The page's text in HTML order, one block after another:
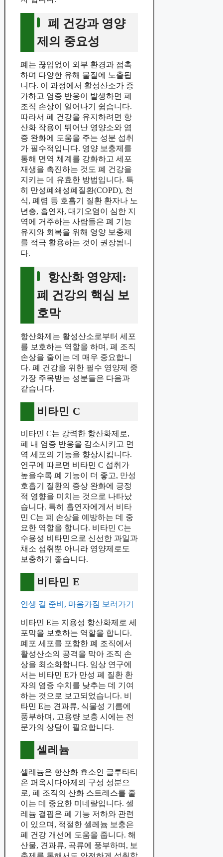
폐 건강과 영양
제의 중요성
폐는 끊임없이 외부 환경과 접촉
하며 다양한 유해 물질에 노출됩
니다. 이 과정에서 활성산소가 증
가하고 염증 반응이 발생하면 폐
조직 손상이 일어나기 쉽습니다.
따라서 폐 건강을 유지하려면 항
산화 작용이 뛰어난 영양소와 염
증 완화에 도움을 주는 성분 섭취
가 필수적입니다. 영양 보충제를
통해 면역 체계를 강화하고 세포
재생을 촉진하는 것도 폐 건강을
지키는 데 유효한 방법입니다. 특
히 만성폐쇄성폐질환(COPD), 천
식, 폐렴 등 호흡기 질환 환자나 노
년층, 흡연자, 대기오염이 심한 지
역에 거주하는 사람들은 폐 기능
유지와 회복을 위해 영양 보충제
를 적극 활용하는 것이 권장됩니
다.
항산화 영양제:
폐 건강의 핵심 보
호막
항산화제는 활성산소로부터 세포
를 보호하는 역할을 하며, 폐 조직
손상을 줄이는 데 매우 중요합니
다. 폐 건강을 위한 필수 영양제 중
가장 주목받는 성분들은 다음과
같습니다.
비타민 C
비타민 C는 강력한 항산화제로,
폐 내 염증 반응을 감소시키고 면
역 세포의 기능을 향상시킵니다.
연구에 따르면 비타민 C 섭취가
높을수록 폐 기능이 더 좋고, 만성
호흡기 질환의 증상 완화에 긍정
적 영향을 미치는 것으로 나타났
습니다. 특히 흡연자에게서 비타
민 C는 폐 손상을 예방하는 데 중
요한 역할을 합니다. 비타민 C는
수용성 비타민으로 신선한 과일과
채소 섭취뿐 아니라 영양제로도
보충하기 좋습니다.
비타민 E
인생 길 준비, 마음가짐 보러가기
비타민 E는 지용성 항산화제로 세
포막을 보호하는 역할을 합니다.
폐포 세포를 포함한 폐 조직에서
활성산소의 공격을 막아 조직 손
상을 최소화합니다. 임상 연구에
서는 비타민 E가 만성 폐 질환 환
자의 염증 수치를 낮추는 데 기여
하는 것으로 보고되었습니다. 비
타민 E는 견과류, 식물성 기름에
풍부하며, 고용량 보충 시에는 전
문가의 상담이 필요합니다.
셀레늄
셀레늄은 항산화 효소인 글루타티
온 퍼옥시다아제의 구성 성분으
로, 폐 조직의 산화 스트레스를 줄
이는 데 중요한 미네랄입니다. 셀
레늄 결핍은 폐 기능 저하와 관련
이 있으며, 적절한 셀레늄 보충은
폐 건강 개선에 도움을 줍니다. 해
산물, 견과류, 곡류에 풍부하며, 보